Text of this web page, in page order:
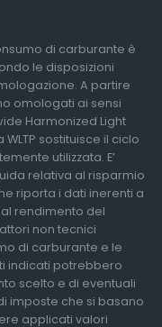
di carburante è
le disposizioni
A partire
omologati ai sensi
Harmonized Light
sostituisce il ciclo
utilizzata. E’
relativa al risparmio
riporta i dati inerenti a
rendimento del
non tecnici
di carburante e le
indicati potrebbero
scelto e di eventuali
imposte che si basano
applicati valori